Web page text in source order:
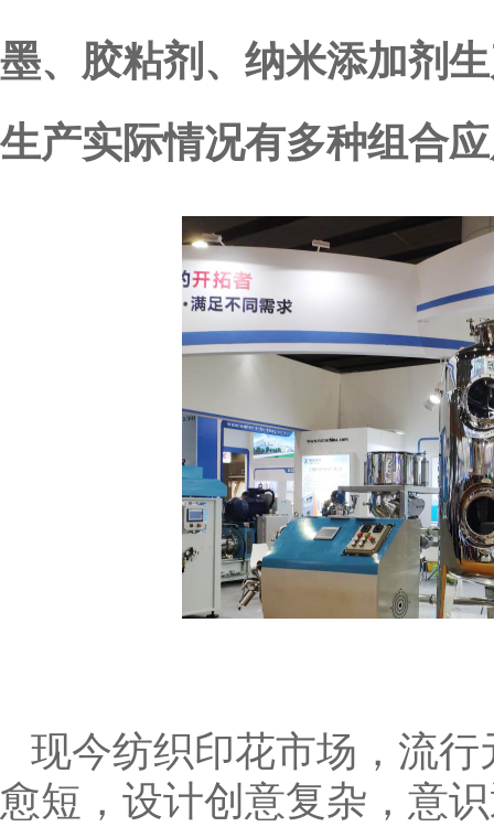
墨、胶粘剂、纳米添加剂
生产实际情况有多种组合
现今纺织印花市场，流
愈短，设计创意复杂，意